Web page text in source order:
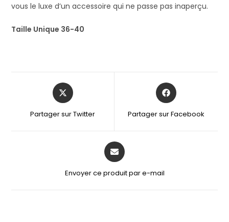
vous le luxe d’un accessoire qui ne passe pas inaperçu.
Taille Unique 36-40
Partager sur Twitter Partager sur Facebook
Envoyer ce produit par e-mail